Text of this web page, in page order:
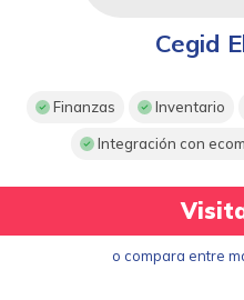
Cegid
Finanzas Inventario
Integración con
o compara entre